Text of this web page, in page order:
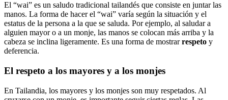
El “wai” es un saludo tradicional tailandés que consiste en juntar las
manos. La forma de hacer el “wai” varía según la situación y el
estatus de la persona a la que se saluda. Por ejemplo, al saludar a
alguien mayor o a un monje, las manos se colocan más arriba y la
cabeza se inclina ligeramente. Es una forma de mostrarrespeto y
deferencia.
El respeto a los mayores y a los monjes
En Tailandia, los mayores y los monjes son muy respetados. Al